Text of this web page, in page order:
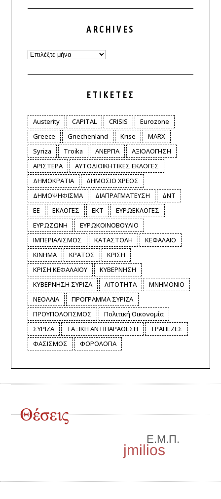
ARCHIVES
Archives
ΕΤΙΚΈΤΕΣ
Austerity CAPITAL CRISIS
Eurozone
Greece
Griechenland Krise
MARX
Syriza
Troika ΑΝΕΡΓΙΑ
ΑΞΙΟΛΟΓΗΣΗ
ΑΡΙΣΤΕΡΑ
ΑΥΤΟΔΙΟΙΚΗΤΙΚΕΣ ΕΚΛΟΓΕΣ
ΔΗΜΟΚΡΑΤΙΑ
ΔΗΜΟΣΙΟ ΧΡΕΟΣ
ΔΗΜΟΨΗΦΙΣΜΑ
ΔΙΑΠΡΑΓΜΑΤΕΥΣΗ
ΔΝΤ
ΕΕ
ΕΚΛΟΓΕΣ ΕΚΤ
ΕΥΡΩΕΚΛΟΓΕΣ
ΕΥΡΩΖΩΝΗ
ΕΥΡΩΚΟΙΝΟΒΟΥΛΙΟ
ΙΜΠΕΡΙΑΛΙΣΜΟΣ
ΚΑΤΑΣΤΟΛΗ
ΚΕΦΑΛΑΙΟ
ΚΙΝΗΜΑ
ΚΡΑΤΟΣ
ΚΡΙΣΗ
ΚΡΙΣΗ ΚΕΦΑΛΑΙΟΥ
ΚΥΒΕΡΝΗΣΗ
ΚΥΒΕΡΝΗΣΗ ΣΥΡΙΖΑ
ΛΙΤΟΤΗΤΑ
ΜΝΗΜΟΝΙΟ
ΝΕΟΛΑΙΑ
ΠΡΟΓΡΑΜΜΑ ΣΥΡΙΖΑ
ΠΡΟΥΠΟΛΟΓΙΣΜΟΣ
Πολιτική Οικονομία
ΣΥΡΙΖΑ
ΤΑΞΙΚΗ ΑΝΤΙΠΑΡΑΘΕΣΗ
ΤΡΑΠΕΖΕΣ
ΦΑΣΙΣΜΟΣ
ΦΟΡΟΛΟΓΙΑ